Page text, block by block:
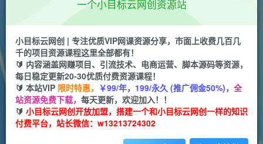
微信小程序保赚项目，日均收益100~500+，独家
变现，可软件运营
一个小目标云网创
2年前更新
关注 私信
1161 160
此内容为付费阅读，请付费后查看
付费阅读
一个小目标云网创资源站
小目标云网创 | 专注优质VIP网课资源分享，市面上收费几百几
千的项目资源课程这里全部都有！
🔰 内容涵盖网赚项目、引流技术、电商运营、脚本源码等资源，
每日稳定更新20-30优质付费资源课程！
🔰 本站VIP 限时特惠， ￥99/年，199/永久 (推广佣金50%)， 全
站资源免费下载， 每天更新，欢迎加入！！
🔰 小目标云网创开放加盟，搭建一个和小目标云网创一样的知识
付费平台，站长微信：w13213724302